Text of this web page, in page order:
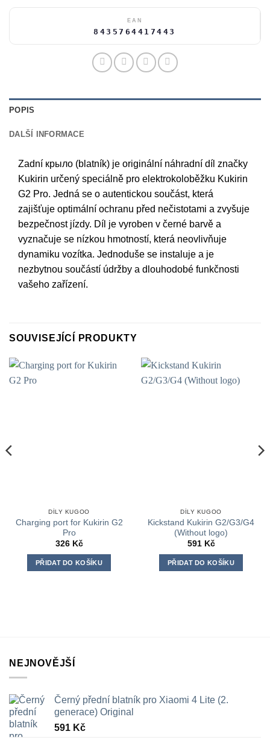
EAN
8435764417443
POPIS
DALŠÍ INFORMACE
Zadní крылo (blatník) je originální náhradní díl značky
Kukirin určený speciálně pro elektrokoloběžku Kukirin
G2 Pro. Jedná se o autentickou součást, která
zajišťuje optimální ochranu před nečistotami a zvyšuje
bezpečnost jízdy. Díl je vyroben v černé barvě a
vyznačuje se nízkou hmotností, která neovlivňuje
dynamiku vozítka. Jednoduše se instaluje a je
nezbytnou součástí údržby a dlouhodobé funkčnosti
vašeho zařízení.
SOUVISEJÍCÍ PRODUKTY
DÍLY KUGOO
Charging port for Kukirin G2
Pro
326 Kč
PŘIDAT DO KOŠÍKU
DÍLY KUGOO
Kickstand Kukirin G2/G3/G4
(Without logo)
591 Kč
PŘIDAT DO KOŠÍKU
NEJNOVĚJŠÍ
Černý přední blatník pro Xiaomi 4 Lite (2.
generace) Original
591 Kč